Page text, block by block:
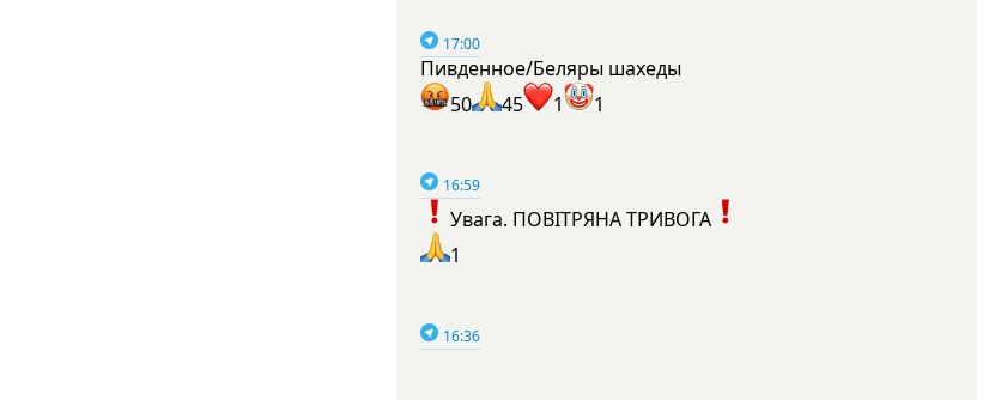
17:00
Пивденное/Беляры шахеды
50
45 1 1
16:59
Увага. ПОВІТРЯНА ТРИВОГА
1
16:36